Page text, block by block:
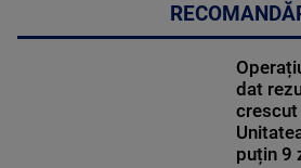
dat
crescut
puțin 9